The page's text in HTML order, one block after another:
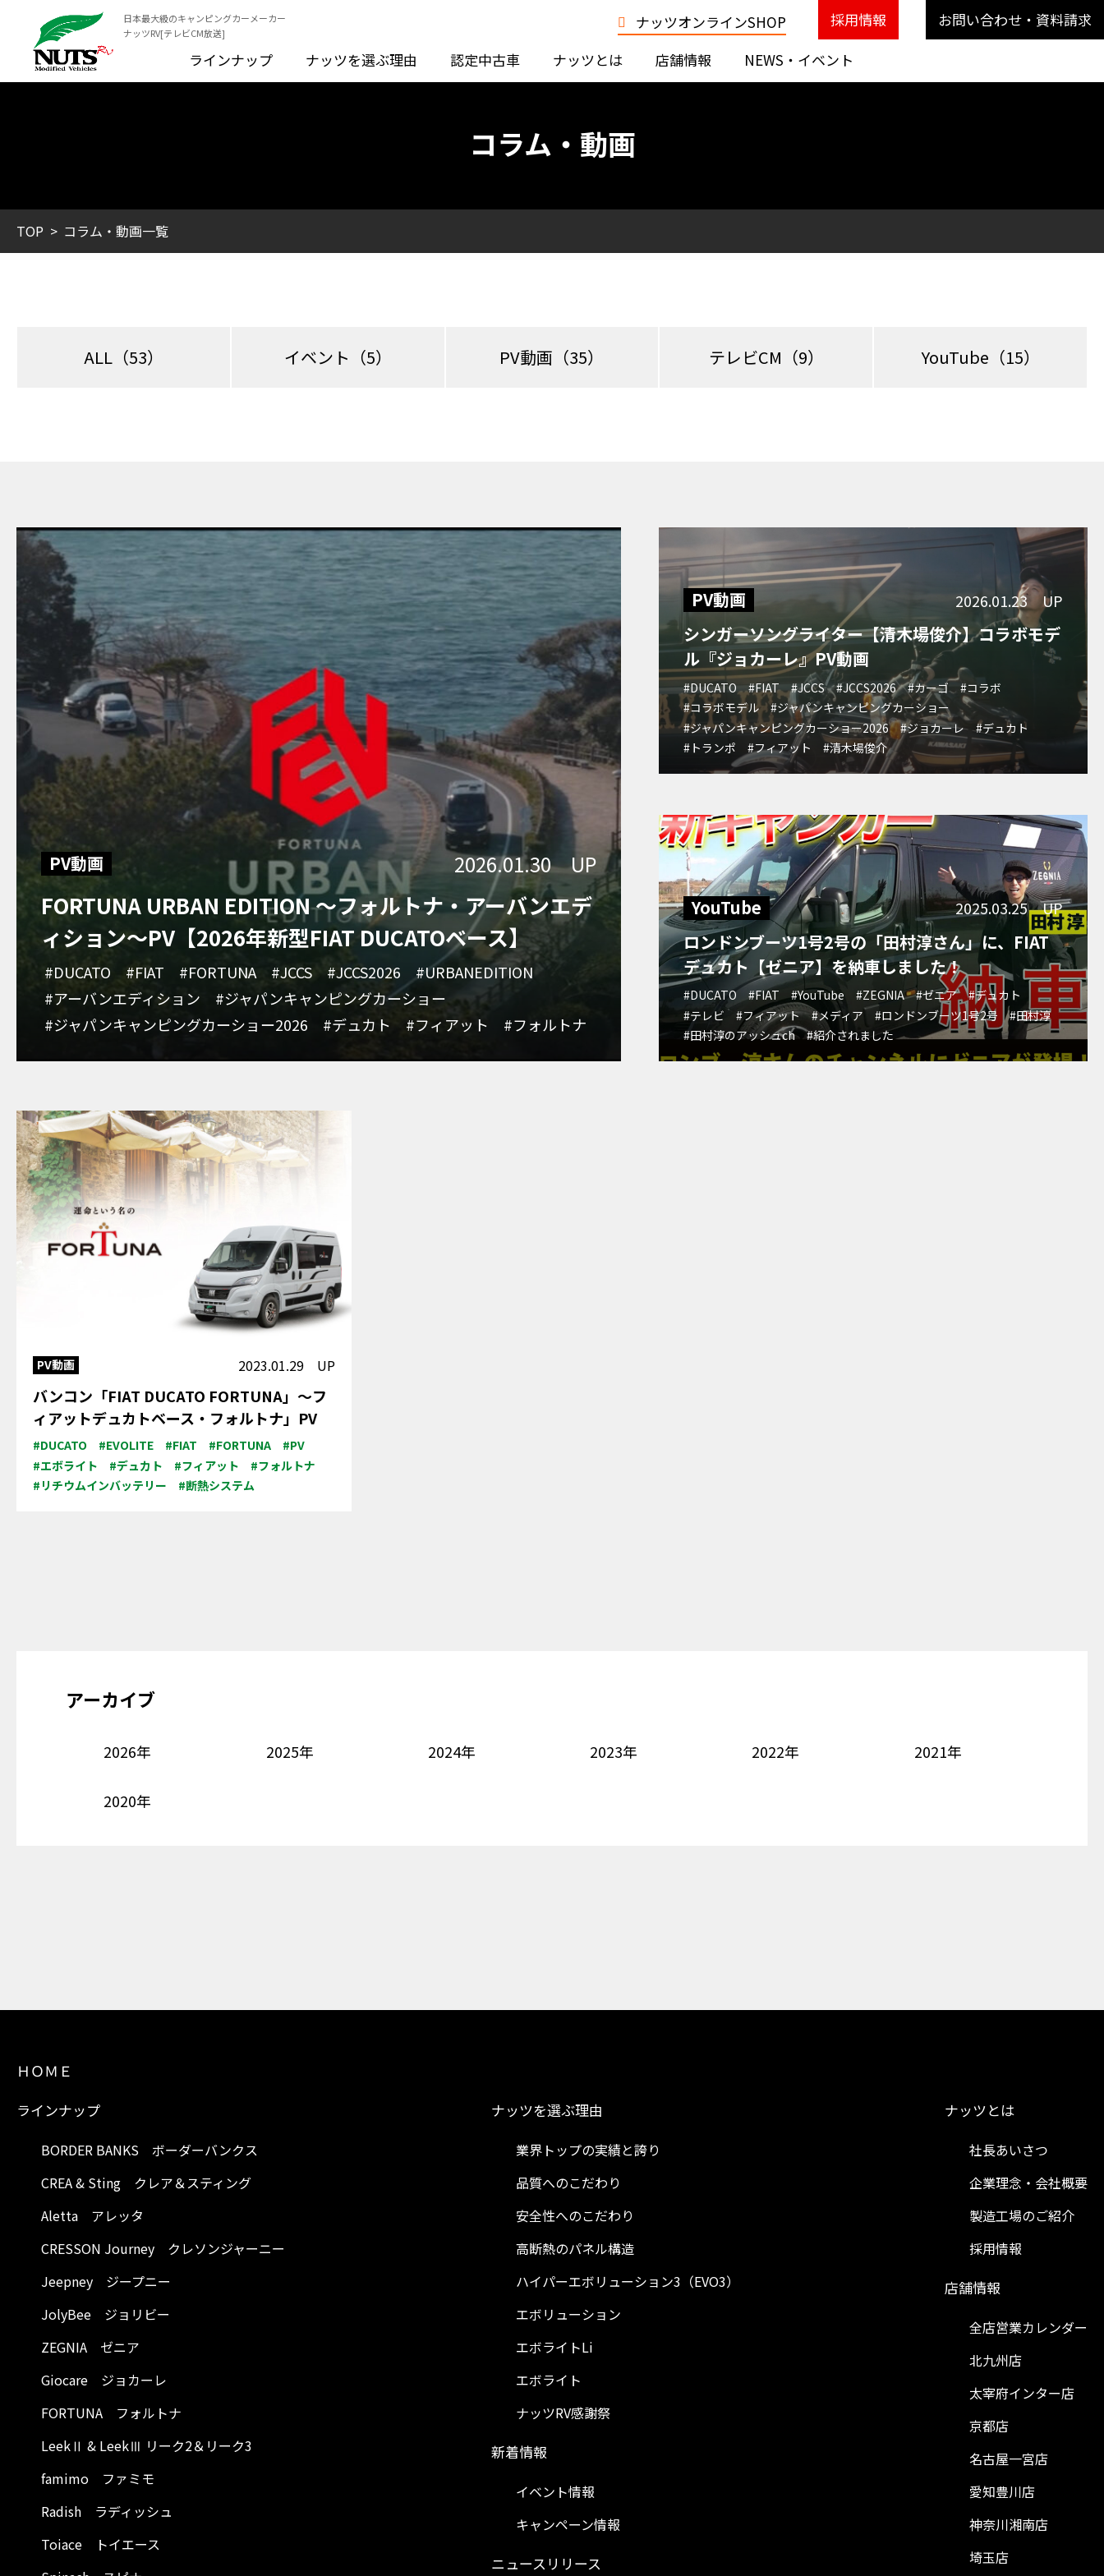
日本最大級のキャンピングカーメーカー
ナッツRV[テレビCM放送]
お問い合わせ・資料請求
ラインナップ
ナッツを選ぶ理由 認定中古車 ナッツとは 店舗情報 NEWS・イベント
ナッツオンラインSHOP 採用情報
コラム・動画
TOP コラム・動画一覧
ALL（53） イベント （5） PV動画 （35） テレビCM （9） YouTube （15）
PV動画 2026.01.30 UP
FORTUNA URBAN EDITION ～フォルトナ・アーバンエデ
ィション～PV【2026年新型FIAT DUCATOベース】
#DUCATO #FIAT #FORTUNA #JCCS #JCCS2026
#URBANEDITION
#アーバンエディション
#ジャパンキャンピングカーショー
#ジャパンキャンピングカーショー2026
#デュカト #フィアット #フォルトナ
PV動画 2026.01.23 UP
シンガーソングライター【清木場俊介】コラボモデ
ル『ジョカーレ』PV動画
#DUCATO #FIAT #JCCS #JCCS2026 #カーゴ
#コラボ
#コラボモデル
#ジャパンキャンピングカーショー
#ジャパンキャンピングカーショー2026
#ジョカーレ
#デュカト
#トランポ
#フィアット #清木場俊介
YouTube 2025.03.25 UP
ロンドンブーツ1号2号の「田村淳さん」に、FIAT
デュカト【ゼニア】を納車しました！
#DUCATO #FIAT #YouTube #ZEGNIA #ゼニア
#デュカト
#テレビ
#フィアット #メディア #ロンドンブーツ1号2号
#田村淳
#田村淳のアッシュch
#紹介されました
PV動画 2023.01.29 UP
バンコン「FIAT DUCATO FORTUNA」～フ
ィアットデュカトベース・フォルトナ」PV
#DUCATO #EVOLITE #FIAT #FORTUNA
#PV
#エボライト
#デュカト #フィアット
#フォルトナ
#リチウムインバッテリー
#断熱システム
アーカイブ
2026年 2025年 2024年 2023年 2022年 2021年
2020年
ＨＯＭＥ
ラインナップ
BORDER BANKS ボーダーバンクス
CREA & Sting クレア＆スティング
Aletta アレッタ
CRESSON Journey クレソンジャーニー
Jeepney ジープニー
JolyBee ジョリビー
ZEGNIA ゼニア
Giocare ジョカーレ
FORTUNA フォルトナ
LeekⅡ & LeekⅢ リーク2＆リーク3
famimo ファミモ
Radish ラディッシュ
Toiace トイエース
ナッツを選ぶ理由
業界トップの実績と誇り
品質へのこだわり
安全性へのこだわり
高断熱のパネル構造
ハイパーエボリューション3（EVO3）
エボリューション
エボライトLi
エボライト
ナッツRV感謝祭
新着情報
イベント情報
キャンペーン情報
ニュースリリース
ナッツとは
社長あいさつ
企業理念・会社概要
製造工場のご紹介
採用情報
店舗情報
全店営業カレンダー
北九州店
太宰府インター店
京都店
名古屋一宮店
愛知豊川店
神奈川湘南店
埼玉店